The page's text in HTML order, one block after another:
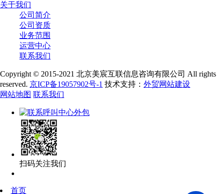
关于我们
公司简介
公司资质
业务范围
运营中心
联系我们
Copyright © 2015-2021 北京美宸互联信息咨询有限公司 All rights
reserved. 京ICP备19057902号-1 技术支持： 外贸网站建设
网站地图 联系我们
扫码关注我们
首页